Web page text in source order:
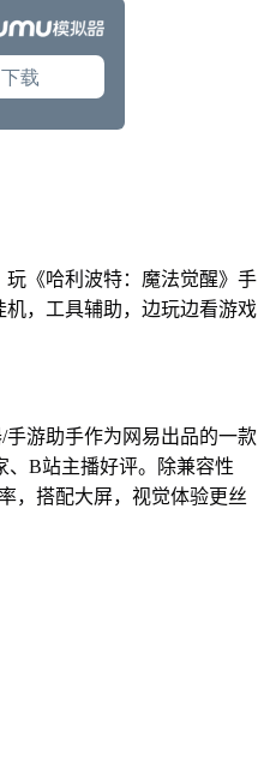
《哈利波特：魔法觉醒》手
，工具辅助，边玩边看游戏
游助手作为网易出品的一款
、B站主播好评。除兼容性
，搭配大屏，视觉体验更丝